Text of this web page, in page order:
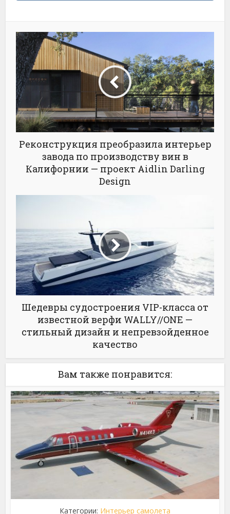
Реконструкция преобразила интерьер
завода по производству вин в
Калифорнии — проект Aidlin Darling
Design
Шедевры судостроения VIP-класса от
известной верфи WALLY//ONE —
стильный дизайн и непревзойденное
качество
Вам также понравится:
Категории: Интерьер самолета